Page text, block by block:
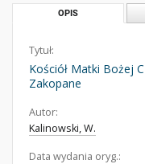
OPIS
Tytuł:
Kościół Matki Bożej
Zakopane
Autor:
Kalinowski, W.
Data wydania oryg.: